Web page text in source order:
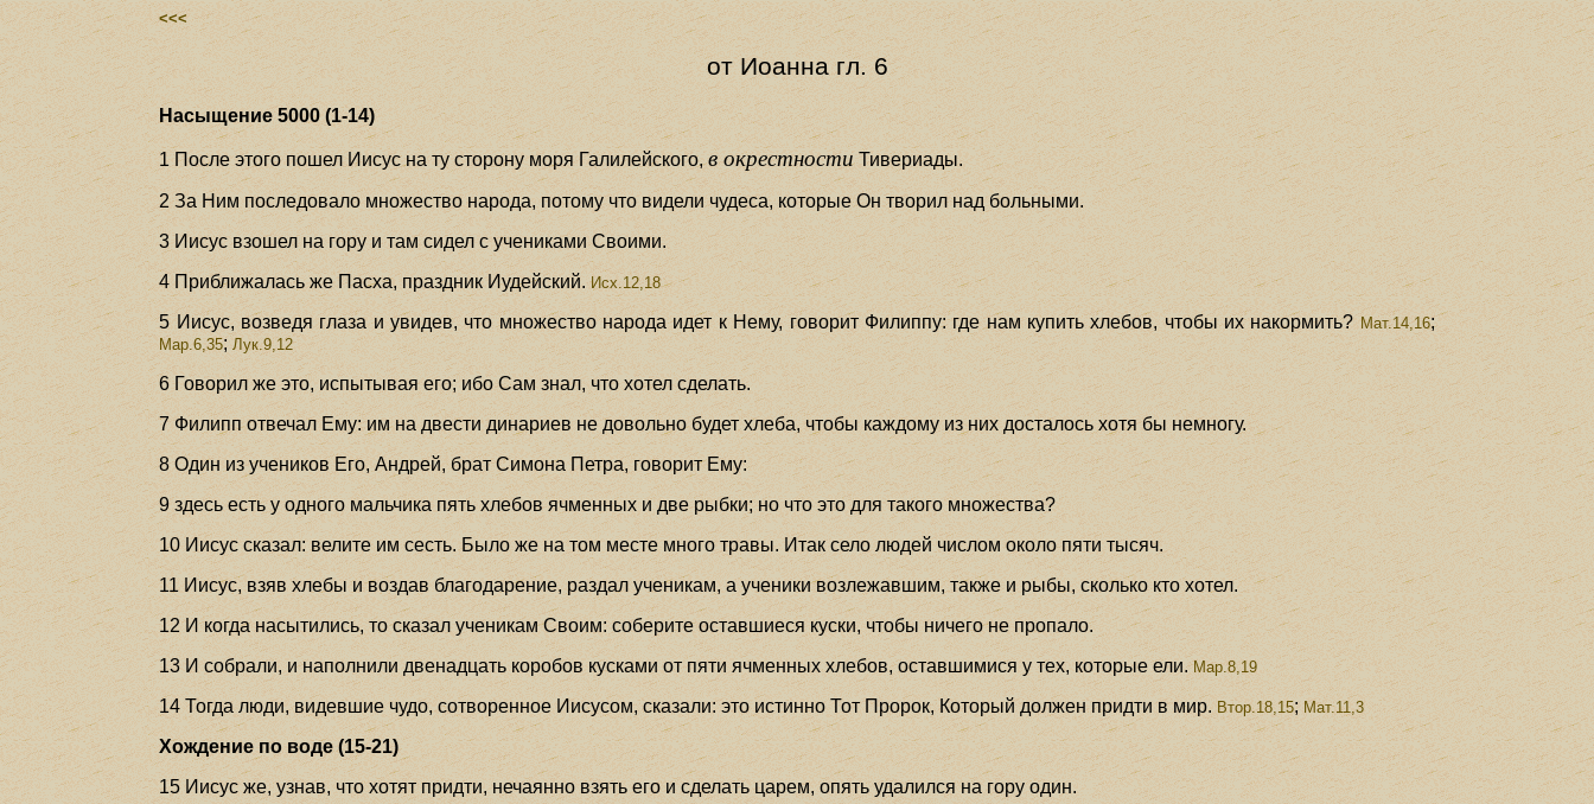
<<<
от Иоанна гл. 6
Насыщение 5000 (1-14)
1 После этого пошел Иисус на ту сторону моря Галилейского,в окрестностиТивериады.
2 За Ним последовало множество народа, потому что видели чудеса, которые Он творил над больными.
3 Иисус взошел на гору и там сидел с учениками Своими.
4 Приближалась же Пасха, праздник Иудейский. Исх.12,18
5 Иисус, возведя глаза и увидев, что множество народа идет к Нему, говорит Филиппу: где нам купить хлебов, чтобы их накормить? Мат.14,16;
Мар.6,35;Лук.9,12
6 Говорил же это, испытывая его; ибо Сам знал, что хотел сделать.
7 Филипп отвечал Ему: им на двести динариев не довольно будет хлеба, чтобы каждому из них досталось хотя бы немногу.
8 Один из учеников Его, Андрей, брат Симона Петра, говорит Ему:
9 здесь есть у одного мальчика пять хлебов ячменных и две рыбки; но что это для такого множества?
10 Иисус сказал: велите им сесть. Было же на том месте много травы. Итак село людей числом около пяти тысяч.
11 Иисус, взяв хлебы и воздав благодарение, раздал ученикам, а ученики возлежавшим, также и рыбы, сколько кто хотел.
12 И когда насытились, то сказал ученикам Своим: соберите оставшиеся куски, чтобы ничего не пропало.
13 И собрали, и наполнили двенадцать коробов кусками от пяти ячменных хлебов, оставшимися у тех, которые ели.Мар.8,19
14 Тогда люди, видевшие чудо, сотворенное Иисусом, сказали: это истинно Тот Пророк, Который должен придти в мир. Втор.18,15; Мат.11,3
Хождение по воде (15-21)
15 Иисус же, узнав, что хотят придти, нечаянно взять его и сделать царем, опять удалился на гору один.